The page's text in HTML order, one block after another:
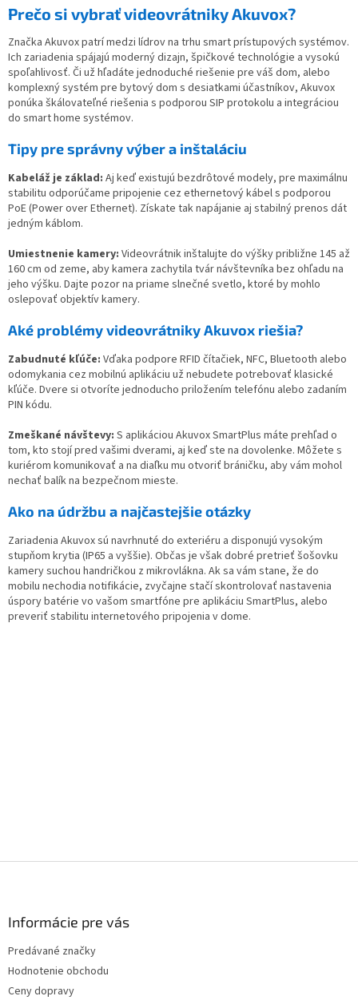
l
á
d
a
c
i
e
v
y
v
ý
s
u
Prečo si vybrať videovrátniky Akuvox?
Značka Akuvox patrí medzi lídrov na trhu smart prístupových systémov.
Ich zariadenia spájajú moderný dizajn, špičkové technológie a vysokú
spoľahlivosť. Či už hľadáte jednoduché riešenie pre váš dom, alebo
komplexný systém pre bytový dom s desiatkami účastníkov, Akuvox
ponúka škálovateľné riešenia s podporou SIP protokolu a integráciou
do smart home systémov.
Tipy pre správny výber a inštaláciu
Kabeláž je základ: Aj keď existujú bezdrôtové modely, pre maximálnu
stabilitu odporúčame pripojenie cez ethernetový kábel s podporou
PoE (Power over Ethernet). Získate tak napájanie aj stabilný prenos dát
jedným káblom.
Umiestnenie kamery: Videovrátnik inštalujte do výšky približne 145 až
160 cm od zeme, aby kamera zachytila tvár návštevníka bez ohľadu na
jeho výšku. Dajte pozor na priame slnečné svetlo, ktoré by mohlo
oslepovať objektív kamery.
Aké problémy videovrátniky Akuvox riešia?
Zabudnuté kľúče: Vďaka podpore RFID čítačiek, NFC, Bluetooth alebo
odomykania cez mobilnú aplikáciu už nebudete potrebovať klasické
kľúče. Dvere si otvoríte jednoducho priložením telefónu alebo zadaním
PIN kódu.
Zmeškané návštevy: S aplikáciou Akuvox SmartPlus máte prehľad o
tom, kto stojí pred vašimi dverami, aj keď ste na dovolenke. Môžete s
kuriérom komunikovať a na diaľku mu otvoriť bráničku, aby vám mohol
nechať balík na bezpečnom mieste.
Ako na údržbu a najčastejšie otázky
Zariadenia Akuvox sú navrhnuté do exteriéru a disponujú vysokým
stupňom krytia (IP65 a vyššie). Občas je však dobré pretrieť šošovku
kamery suchou handričkou z mikrovlákna. Ak sa vám stane, že do
mobilu nechodia notifikácie, zvyčajne stačí skontrolovať nastavenia
úspory batérie vo vašom smartfóne pre aplikáciu SmartPlus, alebo
preveriť stabilitu internetového pripojenia v dome.
Informácie pre vás
Predávané značky
Hodnotenie obchodu
Ceny dopravy